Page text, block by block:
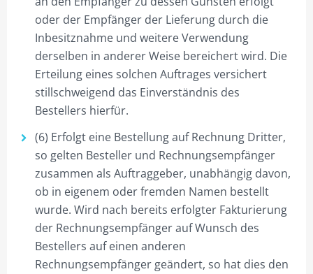
oder der Empfänger der Lieferung durch die
Inbesitznahme und weitere Verwendung
derselben in anderer Weise bereichert wird. Die
Erteilung eines solchen Auftrages versichert
stillschweigend das Einverständnis des
Bestellers hierfür.
(6) Erfolgt eine Bestellung auf Rechnung Dritter,
so gelten Besteller und Rechnungsempfänger
zusammen als Auftraggeber, unabhängig davon,
ob in eigenem oder fremden Namen bestellt
wurde. Wird nach bereits erfolgter Fakturierung
der Rechnungsempfänger auf Wunsch des
Bestellers auf einen anderen
Rechnungsempfänger geändert, so hat dies den